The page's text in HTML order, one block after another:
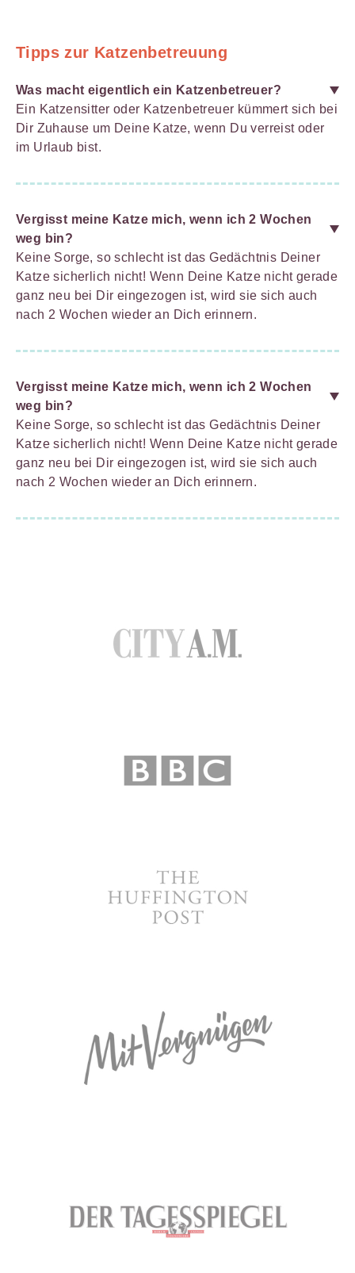
Tipps zur Katzenbetreuung
Was macht eigentlich ein Katzenbetreuer?
Ein Katzensitter oder Katzenbetreuer kümmert sich bei
Dir Zuhause um Deine Katze, wenn Du verreist oder
im Urlaub bist.
Vergisst meine Katze mich, wenn ich 2 Wochen
weg bin?
Keine Sorge, so schlecht ist das Gedächtnis Deiner
Katze sicherlich nicht! Wenn Deine Katze nicht gerade
ganz neu bei Dir eingezogen ist, wird sie sich auch
nach 2 Wochen wieder an Dich erinnern.
Vergisst meine Katze mich, wenn ich 2 Wochen
weg bin?
Keine Sorge, so schlecht ist das Gedächtnis Deiner
Katze sicherlich nicht! Wenn Deine Katze nicht gerade
ganz neu bei Dir eingezogen ist, wird sie sich auch
nach 2 Wochen wieder an Dich erinnern.